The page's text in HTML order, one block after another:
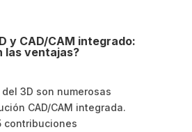
y CAD/CAM integrado:
las ventajas?
3D son numerosas
CAD/CAM integrada.
contribuciones